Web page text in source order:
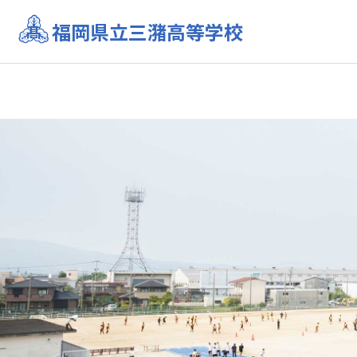
福岡県立三潴高等学校